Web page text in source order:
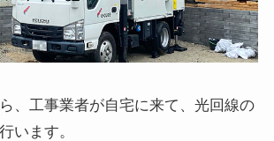
、工事業者が自宅に来て、光回線の
います。